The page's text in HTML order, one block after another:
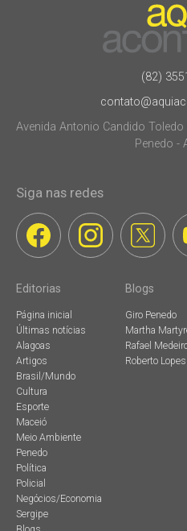
(82)
Avenida Antonio Candido
Penedo -
Siga nas redes
Editorias
Página inicial
Últimas notícias
Alagoas
Artigos
Brasil/Mundo
Cultura
Esporte
Maceió
Meio Ambiente
Penedo
Política
Policial
Negócios/Economia
Sergipe
Blogs
Giro Penedo
Martha
Rafael
Roberto Lopes